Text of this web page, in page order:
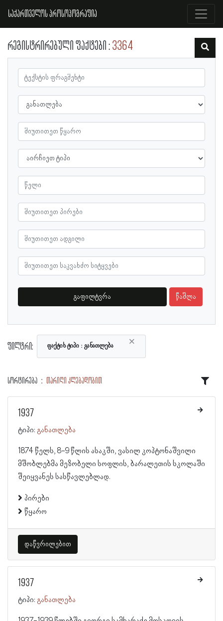
საქართველოს პროსოპოგრაფია
რეგისტრირებული ფაქტები 3364
გაფილტვრა წაშლა
ფილტრი: ×
ფაქტის ტიპი განათლება
სორტირება თარიღი კლებადობით
1937
ტიპი: განათლება
1874 წელს, 8-9 წლის ასაკში, ვასილ კოპტონაშვილი
მშობლებმა მეზობელი სოფლის, ბარალეთის სკოლაში
შეიყვანეს სასწავლებლად.
პირები
წყარო
დაწვრილებით
1937
ტიპი: განათლება